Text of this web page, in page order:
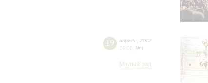
19 апреля 2012
19:00 Чт
Малый зал